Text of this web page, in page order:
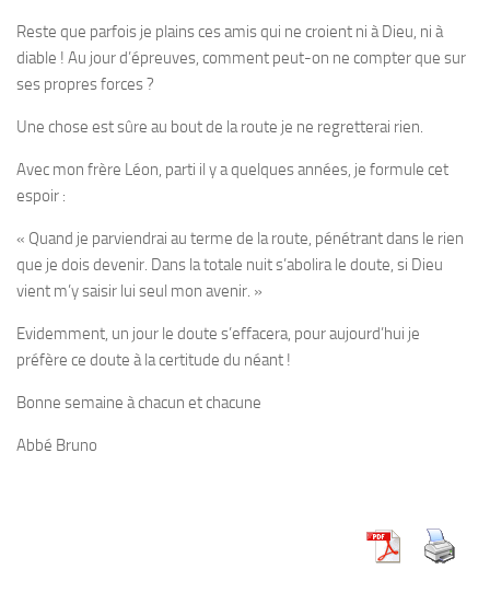
Reste que parfois je plains ces amis qui ne croient ni à Dieu, ni à
diable ! Au jour d’épreuves, comment peut-on ne compter que sur
ses propres forces ?
Une chose est sûre au bout de la route je ne regretterai rien.
Avec mon frère Léon, parti il y a quelques années, je formule cet
espoir :
« Quand je parviendrai au terme de la route, pénétrant dans le rien
que je dois devenir. Dans la totale nuit s’abolira le doute, si Dieu
vient m’y saisir lui seul mon avenir. »
Evidemment, un jour le doute s’effacera, pour aujourd’hui je
préfère ce doute à la certitude du néant !
Bonne semaine à chacun et chacune
Abbé Bruno